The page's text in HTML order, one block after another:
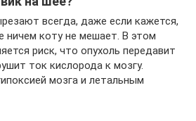
всегда, даже если кажется,
ничем коту не мешает. В этом
риск, что опухоль передавит
ток кислорода к мозгу.
мозга и летальным